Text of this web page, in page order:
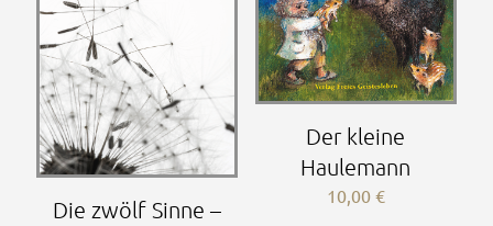
Die zwölf Sinne –
Der kleine
Haulemann
10,00 €